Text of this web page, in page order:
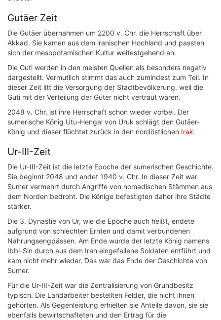
Gutäer Zeit
Die Gutäer übernahmen um 2200 v. Chr. die Herrschaft über
Akkad. Sie kamen aus dem iranischen Hochland und passten
sich der mesopotamischen Kultur weitestgehend an.
Die Guti werden in den meisten Quellen als besonders negativ
dargestellt. Vermutlich stimmt das auch zumindest zum Teil. In
dieser Zeit litt die Versorgung der Stadtbevölkerung, weil die
Guti mit der Verteilung der Güter nicht vertraut waren.
2048 v. Chr. ist ihre Herrschaft schon wieder vorbei. Der
sumerische König Utu-Hengal von Uruk schlägt den Gutäer-
König und dieser flüchtet zurück in den nordöstlichen Irak.
Ur-III-Zeit
Die Ur-III-Zeit ist die letzte Epoche der sumerischen Geschichte.
Sie beginnt 2048 und endet 1940 v. Chr. In dieser Zeit war
Sumer vermehrt durch Angriffe von nomadischen Stämmen aus
dem Norden bedroht. Die Könige befestigten daher ihre Städte
stärker.
Die 3. Dynastie von Ur, wie die Epoche auch heißt, endete
aufgrund von schlechten Ernten und damit verbundenen
Nahrungsengpässen. Am Ende wurde der letzte König namens
Ibbi-Sin durch aus dem Iran eingefallene Soldaten entführt und
kam nicht mehr wieder. Das war das Ende der Geschichte von
Sumer.
Für die Ur-III-Zeit war die Zentralisierung von Grundbesitz
typisch. Die Landarbeiter bestellten Felder, die nicht ihnen
gehörten. Als Gegenleistung erhielten sie Anteile davon, sie sie
ebenfalls bewirtschafteten und den Ertrag für die